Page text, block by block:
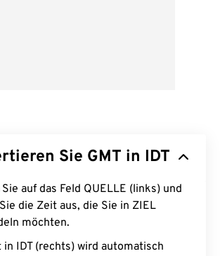
Sie GMT in IDT
auf das Feld QUELLE (links) und
die Zeit aus, die Sie in ZIEL
möchten.
in IDT (rechts) wird automatisch